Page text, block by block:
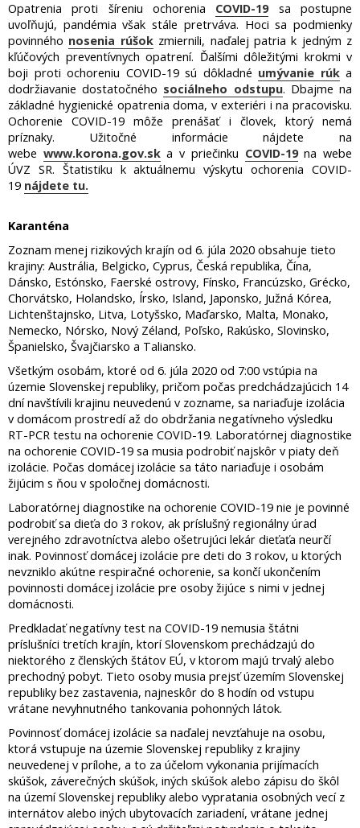
Opatrenia proti šíreniu ochorenia COVID-19sa postupne
uvoľňujú, pandémia však stále pretrváva. Hoci sa podmienky
povinného nosenia rúšokzmiernili, naďalej patria k jedným z
kľúčových preventívnych opatrení. Ďalšími dôležitými krokmi v
boji proti ochoreniu COVID-19 sú dôkladné umývanie rúka
dodržiavanie dostatočného sociálneho odstupu. Dbajme na
základné hygienické opatrenia doma, v exteriéri i na pracovisku.
Ochorenie COVID-19 môže prenášať i človek, ktorý nemá
príznaky. Užitočné informácie nájdete na
webe www.korona.gov.ska v priečinku COVID-19na webe
ÚVZ SR. Štatistiku k aktuálnemu výskytu ochorenia COVID-
19 nájdete tu.
Karanténa
Zoznam menej rizikových krajín od 6. júla 2020 obsahuje tieto
krajiny: Austrália, Belgicko, Cyprus, Česká republika, Čína,
Dánsko, Estónsko, Faerské ostrovy, Fínsko, Francúzsko, Grécko,
Chorvátsko, Holandsko, Írsko, Island, Japonsko, Južná Kórea,
Lichtenštajnsko, Litva, Lotyšsko, Maďarsko, Malta, Monako,
Nemecko, Nórsko, Nový Zéland, Poľsko, Rakúsko, Slovinsko,
Španielsko, Švajčiarsko a Taliansko.
Všetkým osobám, ktoré od 6. júla 2020 od 7:00 vstúpia na
územie Slovenskej republiky, pričom počas predchádzajúcich 14
dní navštívili krajinu neuvedenú v zozname, sa nariaďuje izolácia
v domácom prostredí až do obdržania negatívneho výsledku
RT-PCR testu na ochorenie COVID-19. Laboratórnej diagnostike
na ochorenie COVID-19 sa musia podrobiť najskôr v piaty deň
izolácie. Počas domácej izolácie sa táto nariaďuje i osobám
žijúcim s ňou v spoločnej domácnosti.
Laboratórnej diagnostike na ochorenie COVID-19 nie je povinné
podrobiť sa dieťa do 3 rokov, ak príslušný regionálny úrad
verejného zdravotníctva alebo ošetrujúci lekár dieťaťa neurčí
inak. Povinnosť domácej izolácie pre deti do 3 rokov, u ktorých
nevzniklo akútne respiračné ochorenie, sa končí ukončením
povinnosti domácej izolácie pre osoby žijúce s nimi v jednej
domácnosti.
Predkladať negatívny test na COVID-19 nemusia štátni
príslušníci tretích krajín, ktorí Slovenskom prechádzajú do
niektorého z členských štátov EÚ, v ktorom majú trvalý alebo
prechodný pobyt. Tieto osoby musia prejsť územím Slovenskej
republiky bez zastavenia, najneskôr do 8 hodín od vstupu
vrátane nevyhnutného tankovania pohonných látok.
Povinnosť domácej izolácie sa naďalej nevzťahuje na osobu,
ktorá vstupuje na územie Slovenskej republiky z krajiny
neuvedenej v prílohe, a to za účelom vykonania prijímacích
skúšok, záverečných skúšok, iných skúšok alebo zápisu do škôl
na území Slovenskej republiky alebo vypratania osobných vecí z
internátov alebo iných ubytovacích zariadení, vrátane jednej